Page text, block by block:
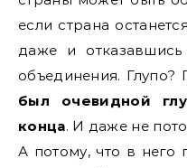
если страна
даже и
объединения.
был очевидной
конца. И даже не
А потому, что в него